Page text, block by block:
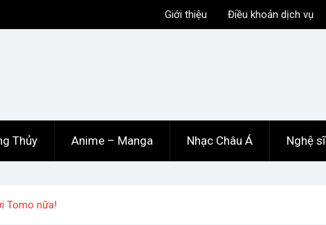
Giới thiệu Điều khoản dịch vụ
Thủy Anime – Manga Nhạc Châu Á Nghệ sĩ
Tomo nữa!